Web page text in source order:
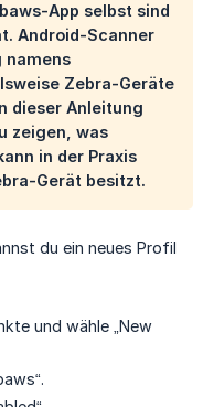
App selbst sind
Android-Scanner
namens
Zebra-Geräte
dieser Anleitung
zeigen, was
in der Praxis
Gerät besitzt.
du ein neues Profil
und wähle „New